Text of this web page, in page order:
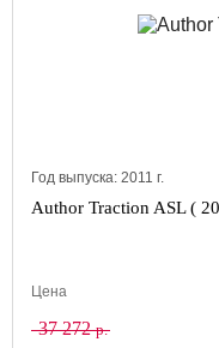
Год выпуска: 2011 г.
Author Traction ASL (
Цена
37 272р.